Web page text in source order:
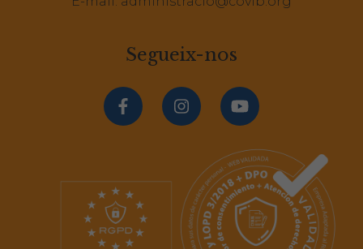
Segueix-nos